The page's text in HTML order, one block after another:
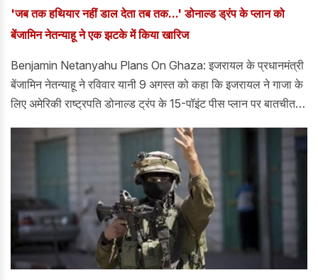
'जब तक हथियार नहीं डाल देता तब तक...' डोनाल्ड ड्रंप के प्लान को
बेंजामिन नेतन्याहू ने एक झटके में किया खारिज
Benjamin Netanyahu Plans On Ghaza: इजरायल के प्रधानमंत्री
बेंजामिन नेतन्याहू ने रविवार यानी 9 अगस्त को कहा कि इजरायल ने गाजा के
लिए अमेरिकी राष्ट्रपति डोनाल्ड ट्रंप के 15-पॉइंट पीस प्लान पर बातचीत
तब तक इजरायल पीछे नहीं हटेगा।